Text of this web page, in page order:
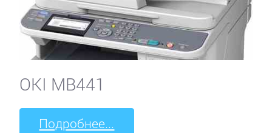
OKI MB441
Подробнее...